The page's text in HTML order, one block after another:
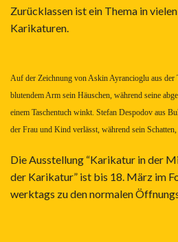
Zurücklassen ist ein Thema in
Karikaturen.
Auf der Zeichnung von Askin Ayrancioglu aus
blutendem Arm sein Häuschen, während seine
einem Taschentuch winkt. Stefan Despodov aus
der Frau und Kind verlässt, während sein
Die Ausstellung “Karikatur in der
der Karikatur” ist bis 18. März im
werktags zu den normalen